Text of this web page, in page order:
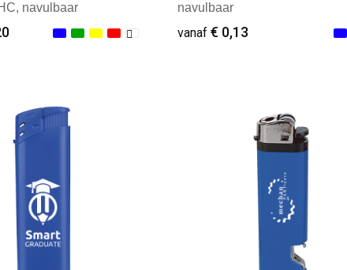
navulbaar
afname: 100
navulbaar
vanaf€ 0,13
Minimale afname: 100